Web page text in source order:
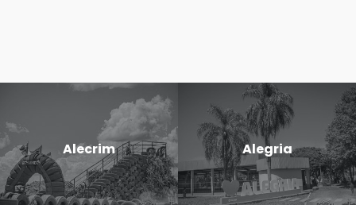
Alecrim Alegria